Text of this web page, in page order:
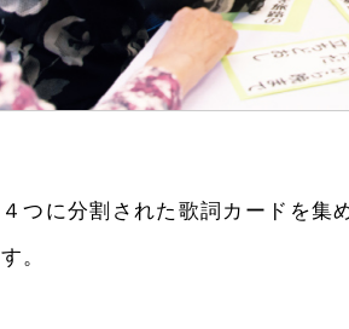
４つに分割された歌詞カードを集
す。